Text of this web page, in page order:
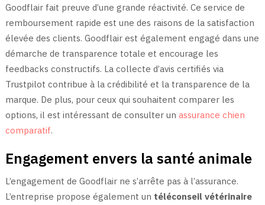
Goodflair fait preuve d’une grande réactivité. Ce service de
remboursement rapide est une des raisons de la satisfaction
élevée des clients. Goodflair est également engagé dans une
démarche de transparence totale et encourage les
feedbacks constructifs. La collecte d’avis certifiés via
Trustpilot contribue à la crédibilité et la transparence de la
marque. De plus, pour ceux qui souhaitent comparer les
options, il est intéressant de consulter un assurance chien
comparatif.
Engagement envers la santé animale
L’engagement de Goodflair ne s’arrête pas à l’assurance.
L’entreprise propose également un téléconseil vétérinaire